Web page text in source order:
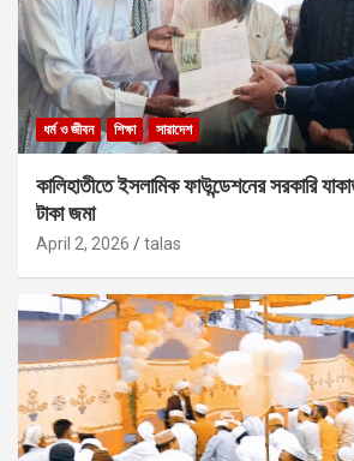
ধর্ম ও জীবন শিক্ষা সারাদেশ
কালিহাতীতে ইসলামিক ফাউন্ডেশনের সরকারি
টাকা জমা
April 2, 2026 talas